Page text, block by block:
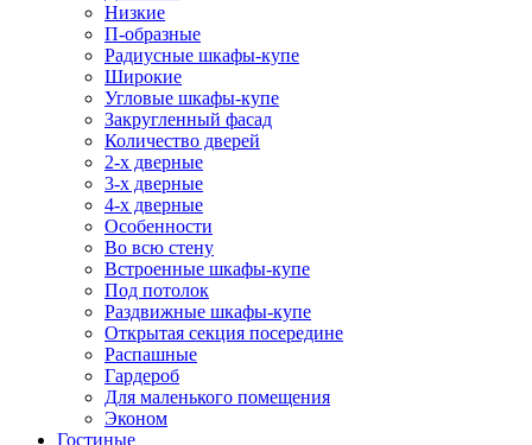
Низкие
П-образные
Радиусные шкафы-купе
Широкие
Угловые шкафы-купе
Закругленный фасад
Количество дверей
2-х дверные
3-х дверные
4-х дверные
Особенности
Во всю стену
Встроенные шкафы-купе
Под потолок
Раздвижные шкафы-купе
Открытая секция посередине
Распашные
Гардероб
Для маленького помещения
Эконом
Гостиные